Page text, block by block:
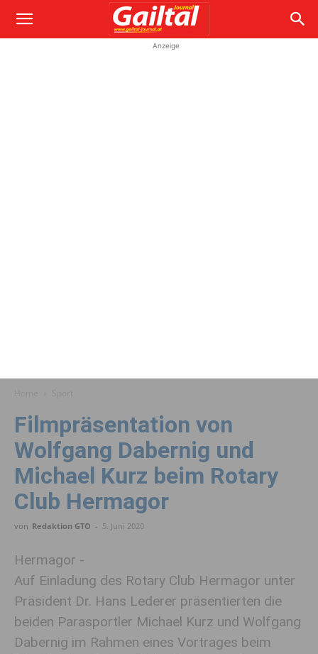
Anzeige
Filmpräsentation von
Wolfgang Dabernig und
Michael Kurz beim Rotary
Club Hermagor
von Redaktion GTO - 5. Juni 2020
Hermagor -
Auf Einladung des Rotary Club Hermagor unter
Präsident Dr. Hans Lederer präsentierten die
beiden Parasportler Michael Kurz und Wolfgang
Dabernig im Rahmen eines Vortrages beim